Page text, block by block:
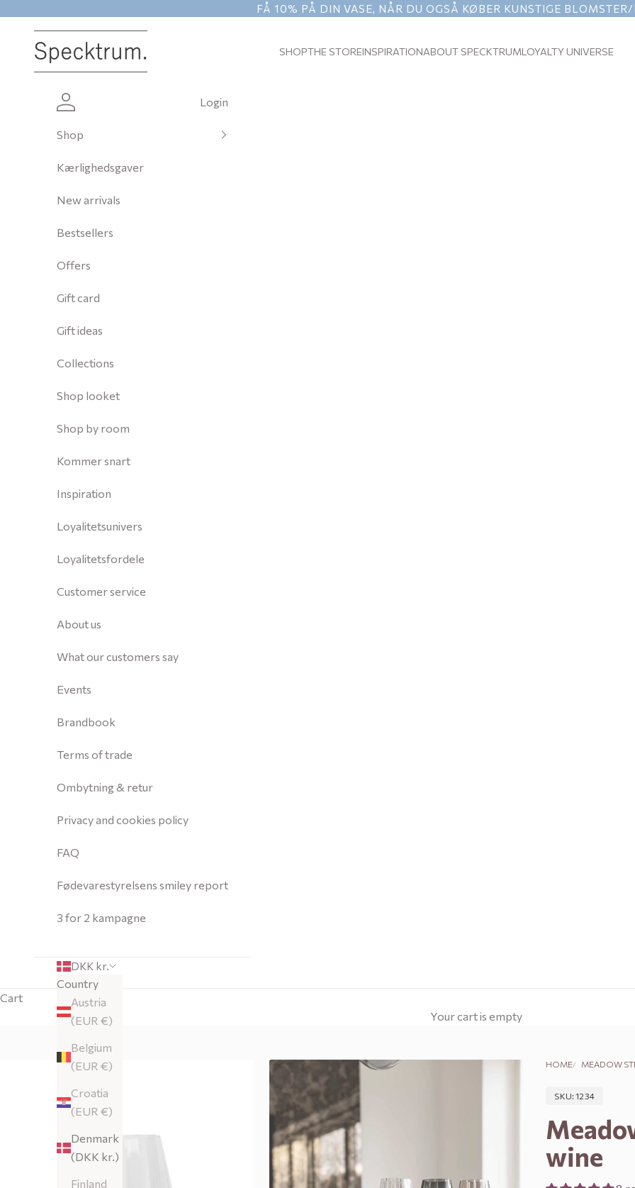
FÅ 10% PÅ DIN VASE, NÅR DU OGSÅ KØBER KUNSTIGE BLOMSTER/
Specktrum
SHOPTHE STOREINSPIRATIONABOUT SPECKTRUMLOYALTY UNIVERSE
Login
Shop
Kærlighedsgaver
New arrivals
Bestsellers
Offers
Gift card
Gift ideas
Collections
Shop looket
Shop by room
Kommer snart
Inspiration
Loyalitetsunivers
Loyalitetsfordele
Customer service
About us
What our customers say
Events
Brandbook
Terms of trade
Ombytning & retur
Privacy and cookies policy
FAQ
Fødevarestyrelsens smiley report
3 for 2 kampagne
DKK kr.
Country
Austria
(EUR €)
Belgium
(EUR €)
Croatia
(EUR €)
Denmark
(DKK kr.)
Finland
Cart
Your cart is empty
HOME MEADOW
SKU: 1234
wine